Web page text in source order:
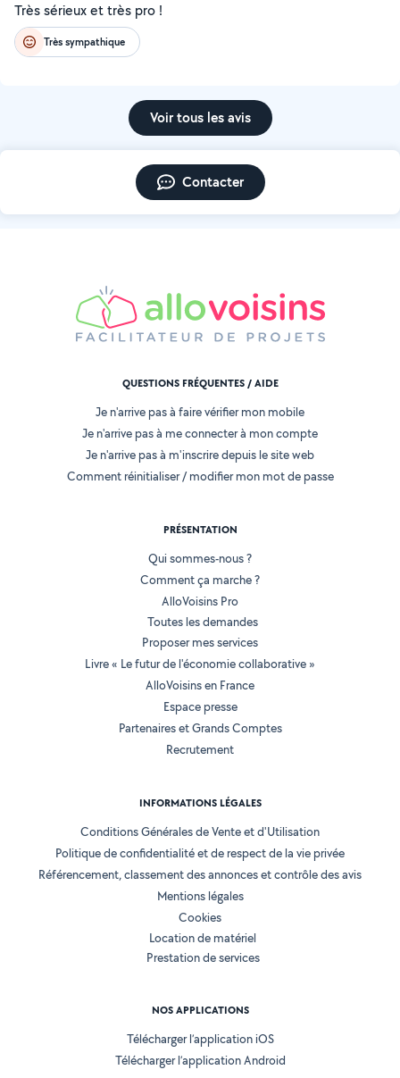
Très sérieux et très pro !
Très sympathique
Voir tous les avis
Contacter
QUESTIONS FRÉQUENTES / AIDE
Je n'arrive pas à faire vérifier mon mobile
Je n'arrive pas à me connecter à mon compte
Je n'arrive pas à m'inscrire depuis le site web
Comment réinitialiser / modifier mon mot de passe
PRÉSENTATION
Qui sommes-nous ?
Comment ça marche ?
AlloVoisins Pro
Toutes les demandes
Proposer mes services
Livre « Le futur de l'économie collaborative »
AlloVoisins en France
Espace presse
Partenaires et Grands Comptes
Recrutement
INFORMATIONS LÉGALES
Conditions Générales de Vente et d'Utilisation
Politique de confidentialité et de respect de la vie privée
Référencement, classement des annonces et contrôle des avis
Mentions légales
Cookies
Location de matériel
Prestation de services
NOS APPLICATIONS
Télécharger l’application iOS
Télécharger l’application Android